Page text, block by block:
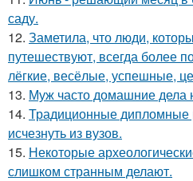
саду.
12. Заметила, что люди,
путешествуют, всегда более
лёгкие, весёлые, успешные,
13. Муж часто домашние дела
14. Традиционные дипломные
исчезнуть из вузов.
15. Некоторые
слишком странным делают.